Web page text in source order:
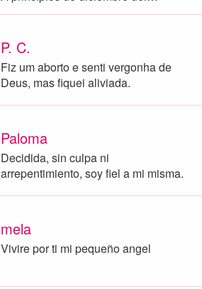
P. C.
Fiz um aborto e senti vergonha de
Deus, mas fiquei aliviada.
Paloma
Decidida, sin culpa ni
arrepentimiento, soy fiel a mi misma.
mela
Vivire por ti mi pequeño angel